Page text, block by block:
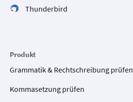
Thunderbird
Produkt
Grammatik & Rechtschreibung prüfen
Kommasetzung prüfen